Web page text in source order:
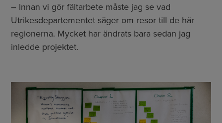
– Innan vi gör fältarbete måste jag se vad
Utrikesdepartementet säger om resor till de här
regionerna. Mycket har ändrats bara sedan jag
inledde projektet.